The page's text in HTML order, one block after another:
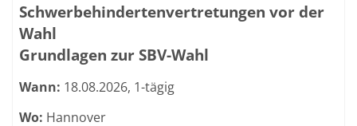
Schwerbehindertenvertretungen vor der
Wahl
Grundlagen zur SBV-Wahl
Wann: 18.08.2026, 1-tägig
Wo: Hannover